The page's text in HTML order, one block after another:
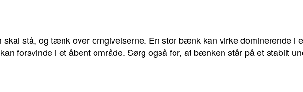
stå, og tænk over omgivelserne. En stor bænk kan virke dominerende i
forsvinde i et åbent område. Sørg også for, at bænken står på et stabilt